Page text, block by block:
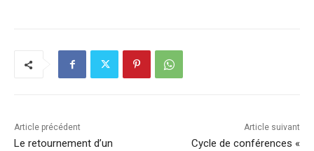
Article précédent
Le retournement d’un
Article suivant
Cycle de conférences «